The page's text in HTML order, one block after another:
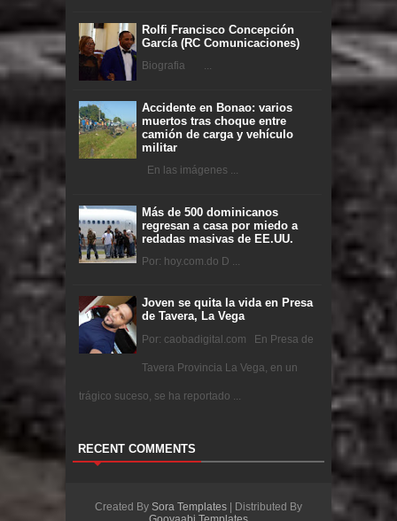
Rolfi Francisco Concepción
García (RC Comunicaciones)
Biografia ...
Accidente en Bonao: varios
muertos tras choque entre
camión de carga y vehículo
militar
En las imágenes ...
Más de 500 dominicanos
regresan a casa por miedo a
redadas masivas de EE.UU.
Por: hoy.com.do D ...
Joven se quita la vida en Presa
de Tavera, La Vega
Por: caobadigital.com En Presa de
Tavera Provincia La Vega, en un
trágico suceso, se ha reportado ...
RECENT COMMENTS
Created By Sora Templates | Distributed By